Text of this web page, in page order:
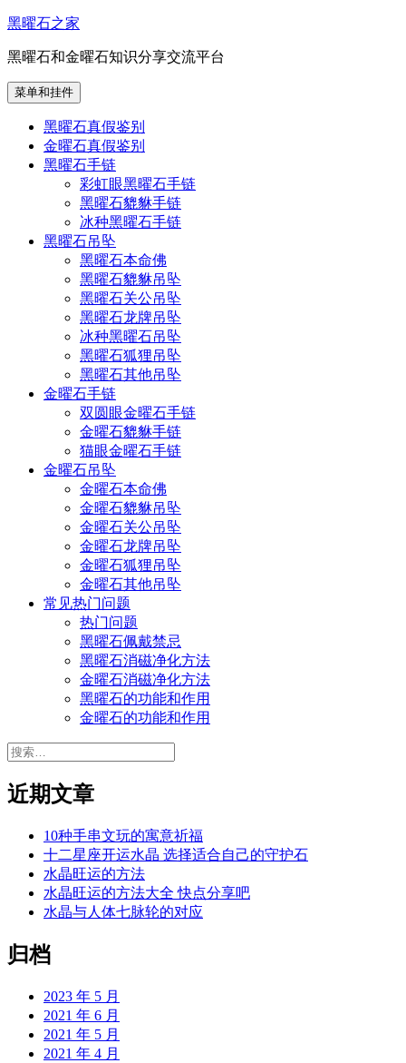
跳
内
容
黑曜石之家
黑曜石和金曜石知识分享交流平台
菜单和挂件
黑曜石真假鉴别
金曜石真假鉴别
黑曜石手链
彩虹眼黑曜石手链
黑曜石貔貅手链
冰种黑曜石手链
黑曜石吊坠
黑曜石本命佛
黑曜石貔貅吊坠
黑曜石关公吊坠
黑曜石龙牌吊坠
冰种黑曜石吊坠
黑曜石狐狸吊坠
黑曜石其他吊坠
金曜石手链
双圆眼金曜石手链
金曜石貔貅手链
猫眼金曜石手链
金曜石吊坠
金曜石本命佛
金曜石貔貅吊坠
金曜石关公吊坠
金曜石龙牌吊坠
金曜石狐狸吊坠
金曜石其他吊坠
常见热门问题
热门问题
黑曜石佩戴禁忌
黑曜石消磁净化方法
金曜石消磁净化方法
黑曜石的功能和作用
金曜石的功能和作用
搜
近期文章
10种手串文玩的寓意祈福
十二星座开运水晶 选择适合自己的守护石
水晶旺运的方法
水晶旺运的方法大全 快点分享吧
水晶与人体七脉轮的对应
归档
2023 年 5 月
2021 年 6 月
2021 年 5 月
2021 年 4 月